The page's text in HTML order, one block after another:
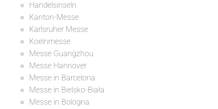
Handelsinseln
Kanton-Messe
Karlsruher Messe
Koelnmesse
Messe Guangzhou
Messe Hannover
Messe in Barcelona
Messe in Bielsko-Biała
Messe in Bologna